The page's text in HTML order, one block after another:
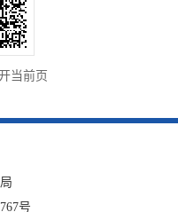
当前页
号